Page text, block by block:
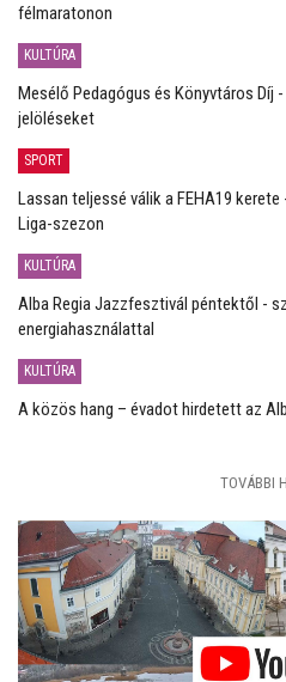
félmaratonon
KULTÚRA
Mesélő Pedagógus és Könyvtáros Díj
jelöléseket
SPORT
Lassan teljessé válik a FEHA19
Liga-szezon
KULTÚRA
Alba Regia Jazzfesztivál péntektől -
energiahasználattal
KULTÚRA
A közös hang – évadot hirdetett az
TOVÁBBI